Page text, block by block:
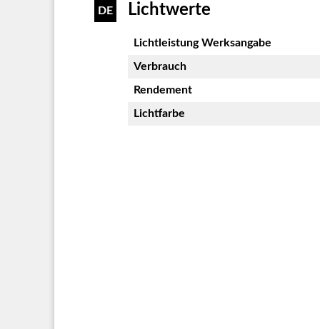
DE Lichtwerte
Lichtleistung Werksangabe
Verbrauch
Rendement
Lichtfarbe